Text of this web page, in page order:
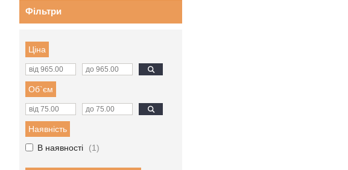
Фільтри
Ціна
Об`єм
Наявність
В наявності
1